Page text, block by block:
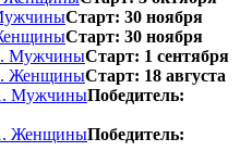
Старт: 30 ноября
Старт: 30 ноября
МужчиныСтарт: 1 сентября
ЖенщиныСтарт: 18 августа
МужчиныПобедитель:
ЖенщиныПобедитель: